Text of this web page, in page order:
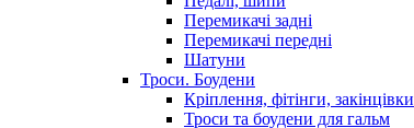
Перемикачі задні
Перемикачі передні
Шатуни
Троси. Боудени
Кріплення, фітінги, закінцівки
Троси та боудени для гальм